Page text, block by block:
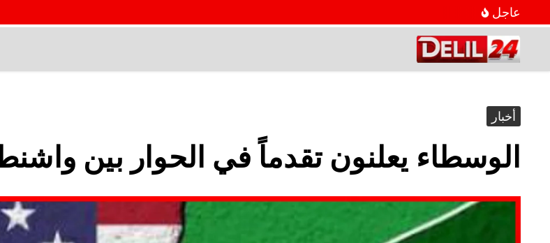
عاجل
أخبار
الوسطاء يعلنون تقدماً في الحوار بين